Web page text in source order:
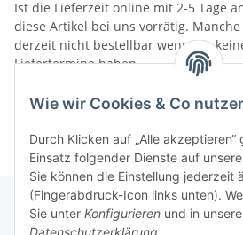
Wie wir Cookies & Co
Durch Klicken auf „Alle
Einsatz folgender Dienste auf
Sie können die Einstellung jederzeit
(Fingerabdruck-Icon links unten).
Sie unter Konfigurieren und in
Ist die Lieferzeit online mit 2-5 Tage
diese Artikel bei uns vorrätig.
derzeit nicht bestellbar wenn wir
Liefertermine haben.
Informationen